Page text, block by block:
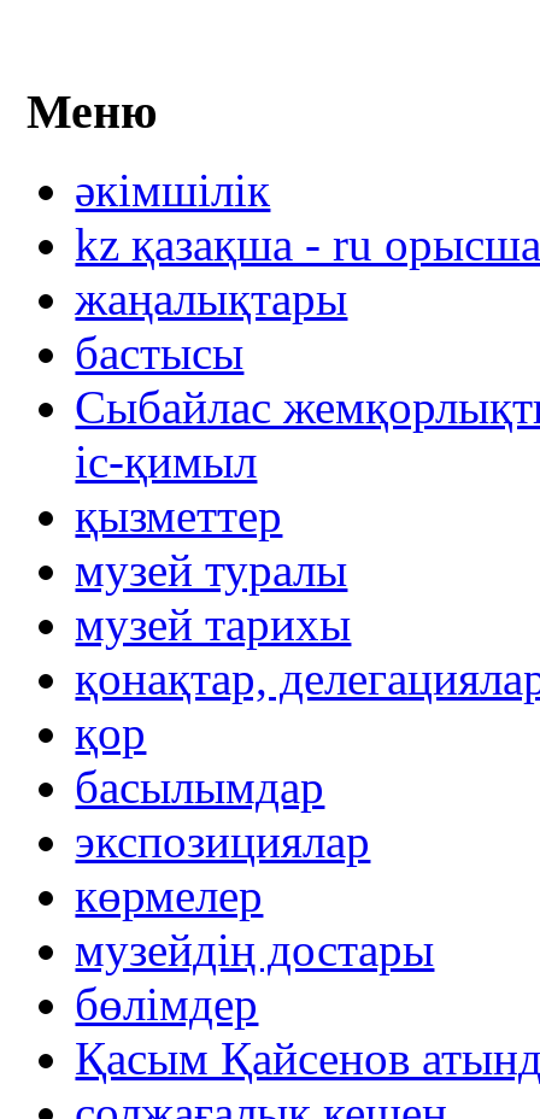
Меню
әкімшілік
kz қазақша - ru
жаңалықтары
бастысы
Сыбайлас
іс-қимыл
қызметтер
музей туралы
музей тарихы
қонақтар,
қор
басылымдар
экспозициялар
көрмелер
музейдің достары
бөлімдер
Қасым Қайсенов